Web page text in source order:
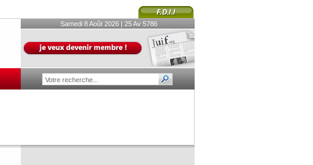
Samedi 8 Août 2026 | 25 Av 5786